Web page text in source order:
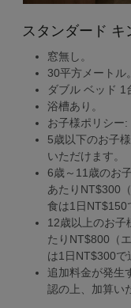
スタンダード キ
窓無し。
30平方メートル。
ダブル ベッド 1
浴槽あり。
お子様ポリシー:
5歳以下のお子
いただけます。
6歳～11歳のお
あたりNT$300
食は1日NT$150
12歳以上のお子
たりNT$800（
は1日NT$300で
追加料金が発生
認の上、加算い